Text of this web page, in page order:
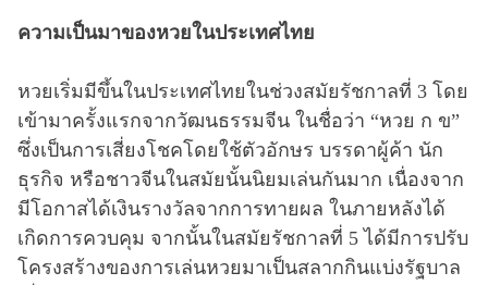
ความเป็นมาของหวยในประเทศไทย
หวยเริ่มมีขึ้นในประเทศไทยในช่วงสมัยรัชกาลที่ 3 โดย
เข้ามาครั้งแรกจากวัฒนธรรมจีน ในชื่อว่า “หวย ก ข”
ซึ่งเป็นการเสี่ยงโชคโดยใช้ตัวอักษร บรรดาผู้ค้า นัก
ธุรกิจ หรือชาวจีนในสมัยนั้นนิยมเล่นกันมาก เนื่องจาก
มีโอกาสได้เงินรางวัลจากการทายผล ในภายหลังได้
เกิดการควบคุม จากนั้นในสมัยรัชกาลที่ 5 ได้มีการปรับ
โครงสร้างของการเล่นหวยมาเป็นสลากกินแบ่งรัฐบาล